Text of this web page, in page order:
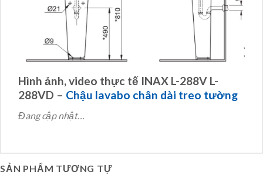
Hình ảnh, video thực tế INAX L-288V L-
288VD – Chậu lavabo chân dài treo tường
Đang cập nhật…
SẢN PHẨM TƯƠNG TỰ